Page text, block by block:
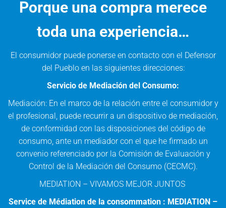
Porque una compra merece
toda una experiencia…
El consumidor puede ponerse en contacto con el Defensor
del Pueblo en las siguientes direcciones:
Servicio de Mediación del Consumo:
Mediación: En el marco de la relación entre el consumidor y
el profesional, puede recurrir a un dispositivo de mediación,
de conformidad con las disposiciones del código de
consumo, ante un mediador con el que he firmado un
convenio referenciado por la Comisión de Evaluación y
Control de la Mediación del Consumo (CECMC).
MEDIATION – VIVAMOS MEJOR JUNTOS
Service de Médiation de la consommation : MEDIATION –